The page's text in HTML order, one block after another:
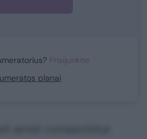
Prisijunkite
planai